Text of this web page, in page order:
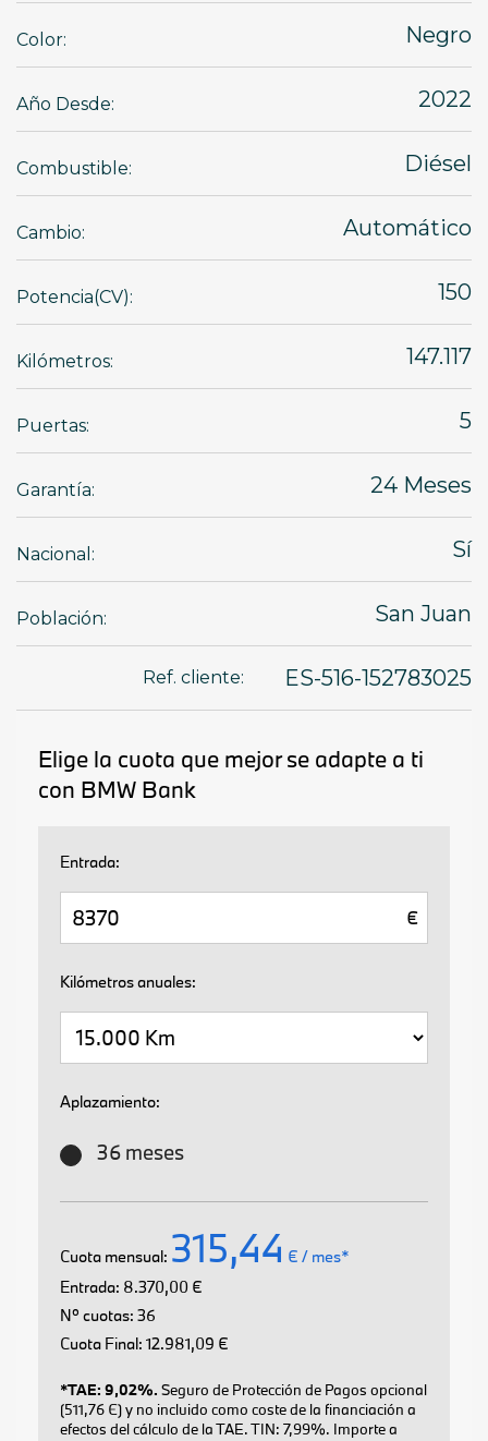
Color: Negro
Año Desde: 2022
Combustible: Diésel
Cambio: Automático
Potencia(CV): 150
Kilómetros: 147.117
Puertas: 5
Garantía: 24 Meses
Nacional: Sí
Población: San Juan
Ref. cliente: ES-516-152783025